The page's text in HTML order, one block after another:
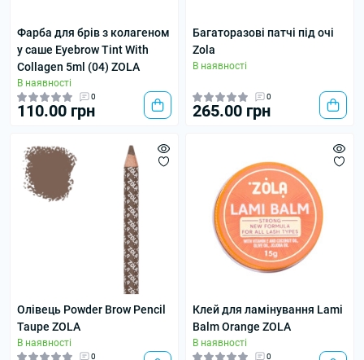
Фарба для брів з колагеном
у саше Eyebrow Tint With
Collagen 5ml (04) ZOLA
В наявності
0
110.00 грн
Багаторазові патчі під очі
Zola
В наявності
0
265.00 грн
Олівець Powder Brow Pencil
Taupe ZOLA
В наявності
0
Клей для ламінування Lami
Balm Orange ZOLA
В наявності
0